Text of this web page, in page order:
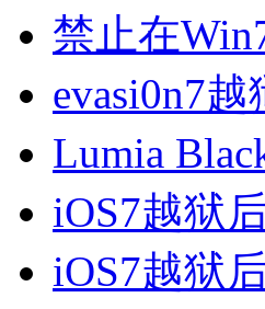
禁止在
evasi0n7
Lumia
iOS7越狱
iOS7越狱